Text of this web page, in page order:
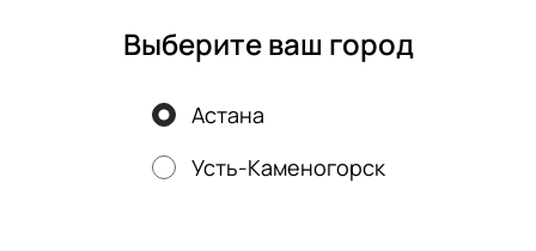
Акции, скидки, кэшбэк − в нашем приложении!
Выберите ваш город
Астана
Усть-Каменогорск